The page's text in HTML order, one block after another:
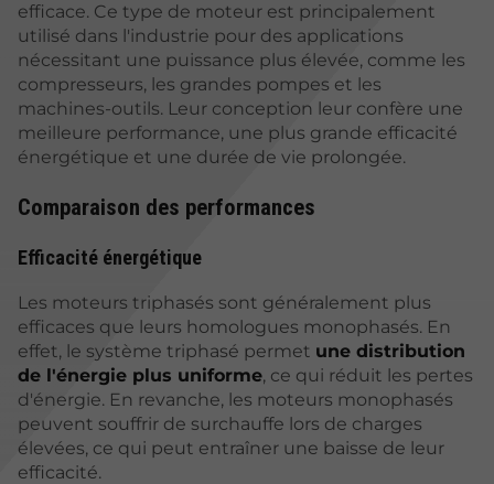
efficace. Ce type de moteur est principalement
utilisé dans l'industrie pour des applications
nécessitant une puissance plus élevée, comme les
compresseurs, les grandes pompes et les
machines-outils. Leur conception leur confère une
meilleure performance, une plus grande efficacité
énergétique et une durée de vie prolongée.
Comparaison des performances
Efficacité énergétique
Les moteurs triphasés sont généralement plus
efficaces que leurs homologues monophasés. En
effet, le système triphasé permet une distribution
de l'énergie plus uniforme, ce qui réduit les pertes
d'énergie. En revanche, les moteurs monophasés
peuvent souffrir de surchauffe lors de charges
élevées, ce qui peut entraîner une baisse de leur
efficacité.